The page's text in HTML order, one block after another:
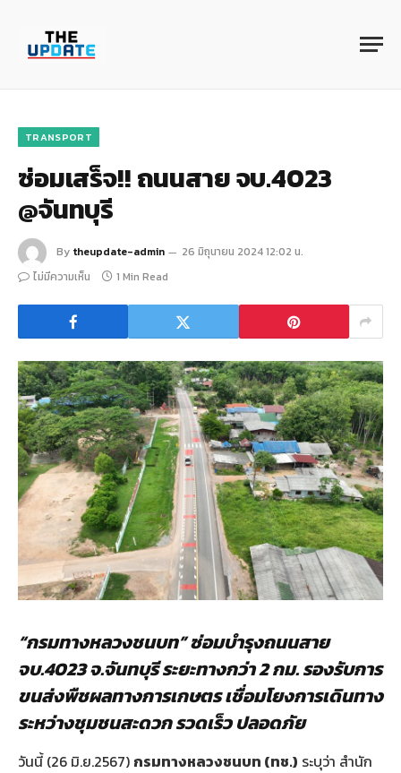
TRANSPORT
ซ่อมเสร็จ!! ถนนสาย จบ.4023
@จันทบุรี
By theupdate-admin
26 มิถุนายน 2024 12:02 น.
ไม่มีความเห็น
1 Min Read
“กรมทางหลวงชนบท” ซ่อมบำรุงถนนสาย
จบ.4023 จ.จันทบุรี ระยะทางกว่า 2 กม. รองรับการ
ขนส่งพืชผลทางการเกษตร เชื่อมโยงการเดินทาง
ระหว่างชุมชนสะดวก รวดเร็ว ปลอดภัย
วันนี้ (26 มิ.ย.2567) กรมทางหลวงชนบท (ทช.) ระบุว่า สำนัก